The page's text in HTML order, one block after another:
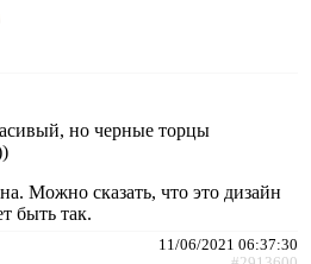
но черные торцы
Можно сказать, что это дизайн
быть так.
11/06/2021 06:37:30